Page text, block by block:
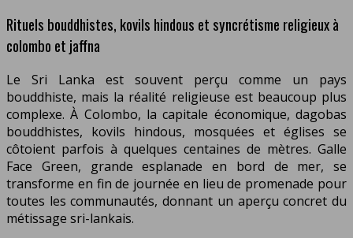
Rituels bouddhistes, kovils hindous et syncrétisme religieux à
colombo et jaffna
Le Sri Lanka est souvent perçu comme un pays
bouddhiste, mais la réalité religieuse est beaucoup plus
complexe. À Colombo, la capitale économique, dagobas
bouddhistes, kovils hindous, mosquées et églises se
côtoient parfois à quelques centaines de mètres. Galle
Face Green, grande esplanade en bord de mer, se
transforme en fin de journée en lieu de promenade pour
toutes les communautés, donnant un aperçu concret du
métissage sri-lankais.